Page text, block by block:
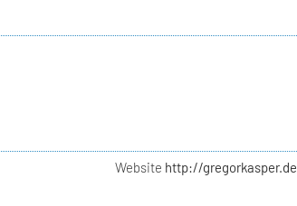
Website http://gregorkasper.de